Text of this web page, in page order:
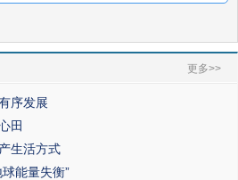
更多>>
序发展
田
生活方式
能量失衡”